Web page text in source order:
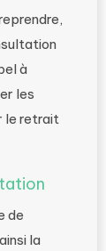
à
les
le retrait
de
la